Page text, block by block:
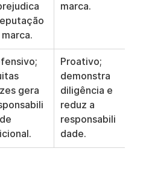
marca.
marca.
gera
Proativo;
demonstra
diligência e
reduz a
responsabili
dade.